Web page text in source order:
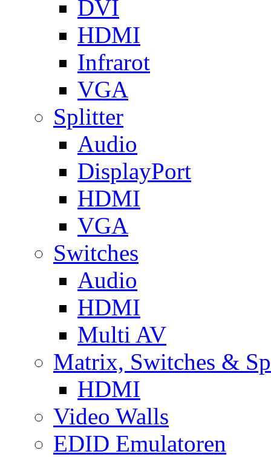
DVI
HDMI
Infrarot
VGA
Splitter
Audio
DisplayPort
HDMI
VGA
Switches
Audio
HDMI
Multi AV
Matrix, Switches &
HDMI
Video Walls
EDID Emulatoren